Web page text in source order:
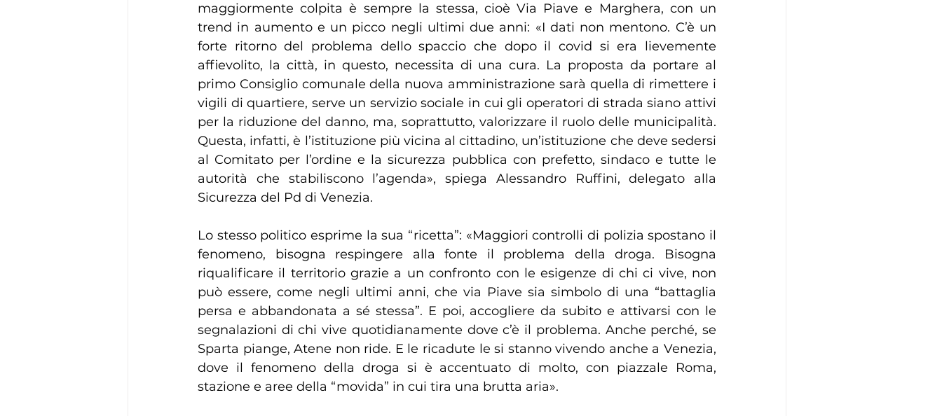
maggiormente colpita è sempre la stessa, cioè Via Piave e Marghera, con un
trend in aumento e un picco negli ultimi due anni: «I dati non mentono. C’è un
forte ritorno del problema dello spaccio che dopo il covid si era lievemente
affievolito, la città, in questo, necessita di una cura. La proposta da portare al
primo Consiglio comunale della nuova amministrazione sarà quella di rimettere i
vigili di quartiere, serve un servizio sociale in cui gli operatori di strada siano attivi
per la riduzione del danno, ma, soprattutto, valorizzare il ruolo delle municipalità.
Questa, infatti, è l’istituzione più vicina al cittadino, un’istituzione che deve sedersi
al Comitato per l’ordine e la sicurezza pubblica con prefetto, sindaco e tutte le
autorità che stabiliscono l’agenda», spiega Alessandro Ruffini, delegato alla
Sicurezza del Pd di Venezia.
Lo stesso politico esprime la sua “ricetta”: «Maggiori controlli di polizia spostano il
fenomeno, bisogna respingere alla fonte il problema della droga. Bisogna
riqualificare il territorio grazie a un confronto con le esigenze di chi ci vive, non
può essere, come negli ultimi anni, che via Piave sia simbolo di una “battaglia
persa e abbandonata a sé stessa”. E poi, accogliere da subito e attivarsi con le
segnalazioni di chi vive quotidianamente dove c’è il problema. Anche perché, se
Sparta piange, Atene non ride. E le ricadute le si stanno vivendo anche a Venezia,
dove il fenomeno della droga si è accentuato di molto, con piazzale Roma,
stazione e aree della “movida” in cui tira una brutta aria».